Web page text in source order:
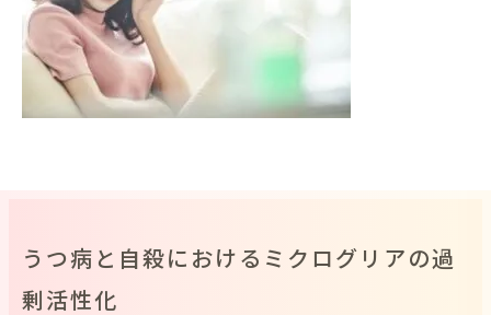
うつ病と自殺におけるミクログリアの過
剰活性化